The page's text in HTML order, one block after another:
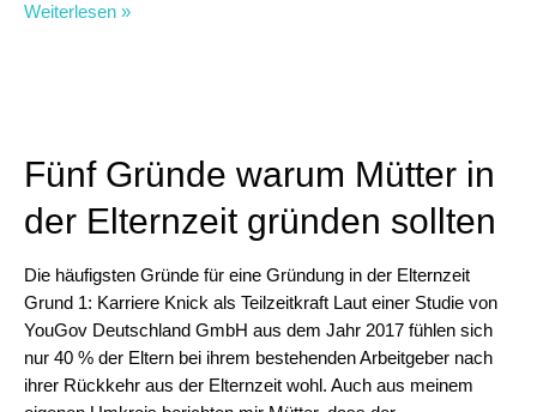
Warum
Gründungskosten
reduziert
Weiterlesen »
Fünf Gründe warum Mütter in
der Elternzeit gründen sollten
Die häufigsten Gründe für eine Gründung in der Elternzeit
Grund 1: Karriere Knick als Teilzeitkraft Laut einer Studie von
YouGov Deutschland GmbH aus dem Jahr 2017 fühlen sich
nur 40 % der Eltern bei ihrem bestehenden Arbeitgeber nach
ihrer Rückkehr aus der Elternzeit wohl. Auch aus meinem